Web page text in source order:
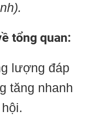
tổng quan:
lượng đáp
tăng nhanh